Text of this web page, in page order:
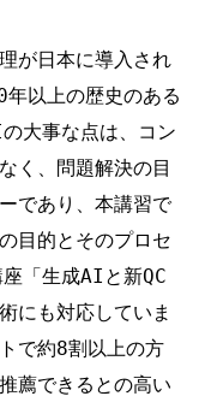
が日本に導入され
以上の歴史のある
大事な点は、コン
く、問題解決の目
であり、本講習で
目的とそのプロセ
「生成AIと新QC
にも対応していま
で約8割以上の方
薦できるとの高い